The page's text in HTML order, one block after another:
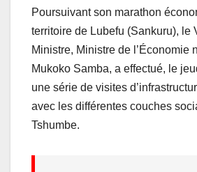
c
e
b
o
o
k
tt
er
ail at
s
A
p
p
ta
g
er
Poursuivant son marathon
territoire de Lubefu (Sankuru), le
Ministre, Ministre de l’Économie
Mukoko Samba, a effectué, le
une série de visites
avec les différentes couches
Tshumbe.